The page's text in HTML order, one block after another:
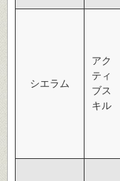
シエラム
アク
ティ
ブス
キル